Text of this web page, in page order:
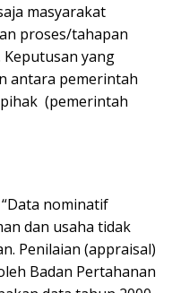
masyarakat
proses/tahapan
Keputusan yang
antara pemerintah
(pemerintah
nominatif
dan usaha tidak
Penilaian (appraisal)
Badan Pertahanan